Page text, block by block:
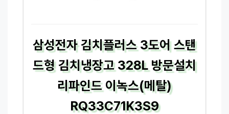
삼성전자 김치플러스 3도어 스탠
드형 김치냉장고 328L 방문설치
리파인드 이녹스(메탈)
RQ33C71K3S9